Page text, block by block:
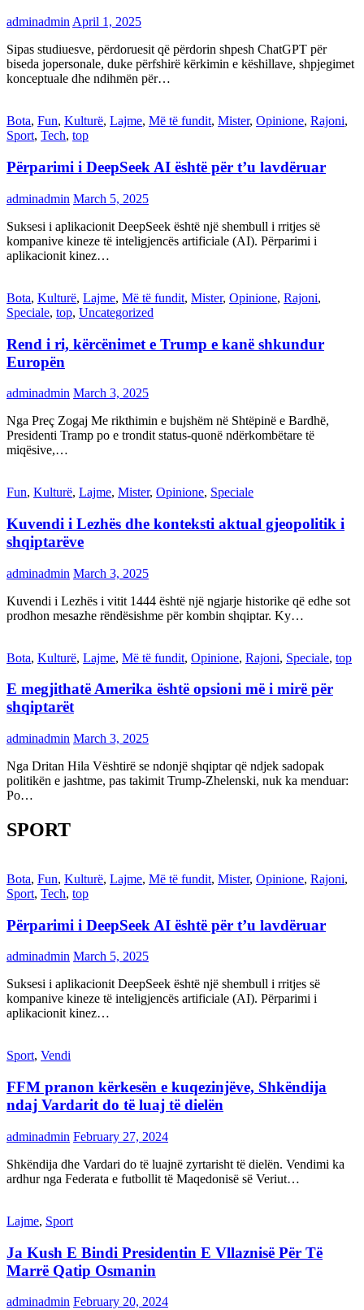
adminadmin April 1, 2025
Sipas studiuesve, përdoruesit që përdorin shpesh ChatGPT për
biseda jopersonale, duke përfshirë kërkimin e këshillave, shpjegimet
konceptuale dhe ndihmën për…
Bota, Fun, Kulturë, Lajme, Më të fundit, Mister, Opinione, Rajoni,
Sport, Tech, top
Përparimi i DeepSeek AI është për t’u lavdëruar
adminadmin March 5, 2025
Suksesi i aplikacionit DeepSeek është një shembull i rritjes së
kompanive kineze të inteligjencës artificiale (AI). Përparimi i
aplikacionit kinez…
Bota, Kulturë, Lajme, Më të fundit, Mister, Opinione, Rajoni,
Speciale, top, Uncategorized
Rend i ri, kërcënimet e Trump e kanë shkundur
Europën
adminadmin March 3, 2025
Nga Preç Zogaj Me rikthimin e bujshëm në Shtëpinë e Bardhë,
Presidenti Tramp po e trondit status-quonë ndërkombëtare të
miqësive,…
Fun, Kulturë, Lajme, Mister, Opinione, Speciale
Kuvendi i Lezhës dhe konteksti aktual gjeopolitik i
shqiptarëve
adminadmin March 3, 2025
Kuvendi i Lezhës i vitit 1444 është një ngjarje historike që edhe sot
prodhon mesazhe rëndësishme për kombin shqiptar. Ky…
Bota, Kulturë, Lajme, Më të fundit, Opinione, Rajoni, Speciale, top
E megjithatë Amerika është opsioni më i mirë për
shqiptarët
adminadmin March 3, 2025
Nga Dritan Hila Vështirë se ndonjë shqiptar që ndjek sadopak
politikën e jashtme, pas takimit Trump-Zhelenski, nuk ka menduar:
Po…
SPORT
Bota, Fun, Kulturë, Lajme, Më të fundit, Mister, Opinione, Rajoni,
Sport, Tech, top
Përparimi i DeepSeek AI është për t’u lavdëruar
adminadmin March 5, 2025
Suksesi i aplikacionit DeepSeek është një shembull i rritjes së
kompanive kineze të inteligjencës artificiale (AI). Përparimi i
aplikacionit kinez…
Sport, Vendi
FFM pranon kërkesën e kuqezinjëve, Shkëndija
ndaj Vardarit do të luaj të dielën
adminadmin February 27, 2024
Shkëndija dhe Vardari do të luajnë zyrtarisht të dielën. Vendimi ka
ardhur nga Federata e futbollit të Maqedonisë së Veriut…
Lajme, Sport
Ja Kush E Bindi Presidentin E Vllaznisë Për Të
Marrë Qatip Osmanin
adminadmin February 20, 2024